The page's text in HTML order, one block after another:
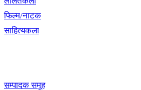
फिल्म/नाटक
साहित्यकला
सम्पादक समूह